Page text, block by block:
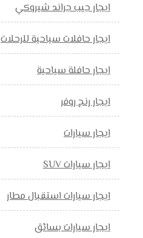
ايجار جيب جراند شيروكي
ايجار حافلات سياحية للرحلات
ايجار حافلة سياحية
ايجار رنج روفر
ايجار سيارات
ايجار سيارات SUV
ايجار سيارات استقبال مطار
ايجار سيارات بسائق